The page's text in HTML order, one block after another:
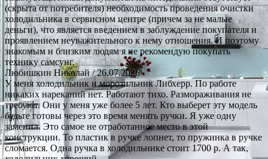
(скрыта от потребителя) необходимость проведения очистки
холодильника в сервисном центре (причем за не малые
деньги), что является введением в заблуждение покупателя и
проявлением неуважительного к нему отношения. И поэтому
знакомым и близким людям я не рекомендую покупать
технику самсунг.
Любишкин Николай/ 26.07.2026
У меня холодильник и морозильник Либхерр. По работе
никаких нареканий нет. Работают тихо. Размораживания не
требуют. Они у меня уже более 5 лет. Кто выберет эту модель
будьте готовы через это время менять ручки. Я уже одну
заменил. Это самое не отработанное место в этой
конструкции. То пластик в ручке лопнет, то пружинка в ручке
сломается. Одна ручка в холодильнике стоит 1700 р. А так,